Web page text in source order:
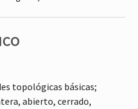
topológicas básicas;
abierto, cerrado,